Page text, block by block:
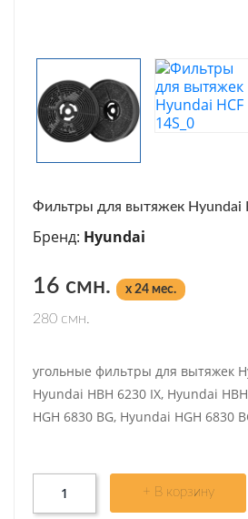
Фильтры для вытяжек Hyundai
Бренд: Hyundai
16 смн. x 24 мес.
280 смн.
угольные фильтры для вытяжек
Hyundai HBH 6230 IX, Hyundai
HGH 6830 BG, Hyundai HGH 6830
+ В корзину